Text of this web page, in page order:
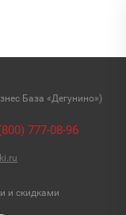
База «Дегунино»)
777-08-96
и скидками